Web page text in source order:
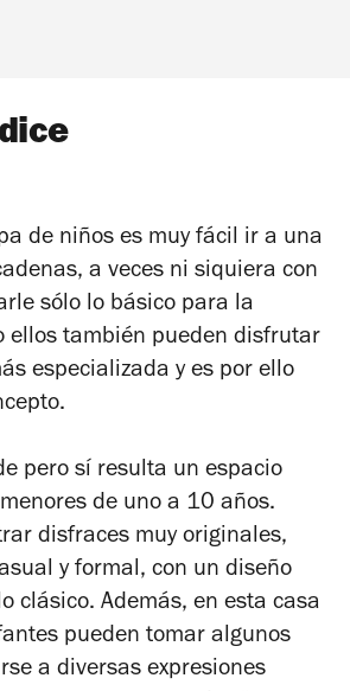
de niños es muy fácil ir a una
a veces ni siquiera con
sólo lo básico para la
ellos también pueden disfrutar
especializada y es por ello
pero sí resulta un espacio
de uno a 10 años.
disfraces muy originales,
y formal, con un diseño
clásico. Además, en esta casa
pueden tomar algunos
a diversas expresiones